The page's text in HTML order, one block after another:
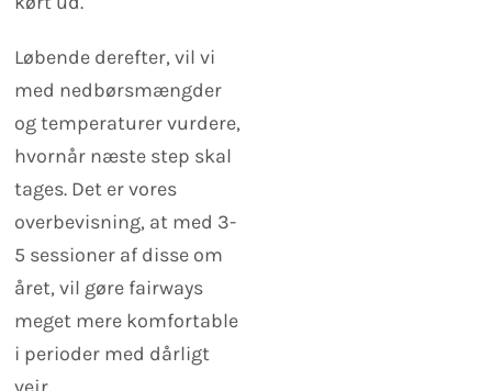
Løbende derefter, vil vi
med nedbørsmængder
og temperaturer vurdere,
hvornår næste step skal
tages. Det er vores
overbevisning, at med 3-
5 sessioner af disse om
året, vil gøre fairways
meget mere komfortable
i perioder med dårligt